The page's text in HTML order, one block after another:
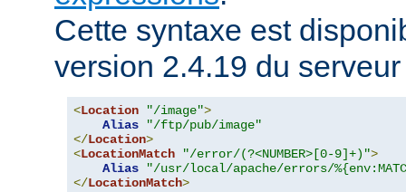
Cette syntaxe est
version 2.4.19 du
<Location "/image">
Alias
"/ftp/pub/image"
</Location>
<LocationMatch "/error/(?<NUMBER>[0-9]+)">
Alias
"/usr/local/apache/errors/
</LocationMatch>